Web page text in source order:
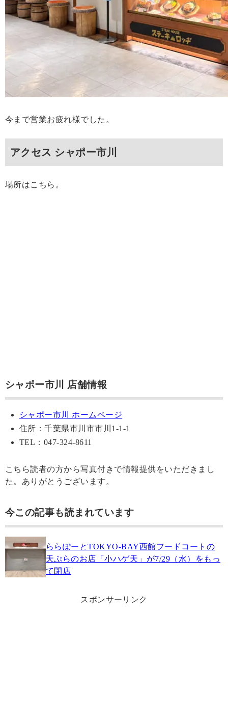
今まで営業お疲れ様でした。
アクセス シャポー市川
場所はこちら。
シャポー市川 店舗情報
シャポー市川 ホームページ
住所：千葉県市川市市川1-1-1
TEL：047-324-8611
こちら読者の方から写真付きで情報提供をいただきまし
た。ありがとうございます。
今この記事も読まれています
ららぽーとTOKYO‐BAY西館フードコートの
天ぷらのお店「小ハゲ天」が7/29（水）をもっ
て閉店
スポンサーリンク